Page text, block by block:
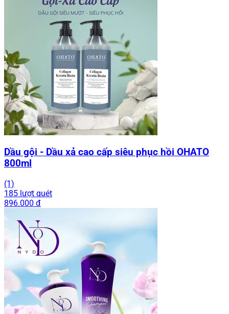
Dầu gội - Dầu xả cao cấp siêu phục hồi OHATO
800ml
(1)
185 lượt quét
896.000 đ